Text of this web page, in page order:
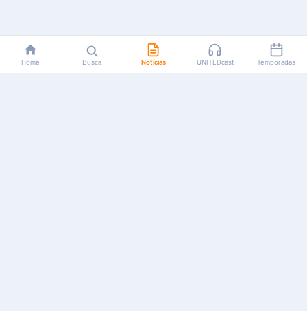
Home Busca Notícias UNITEDcast Temporadas